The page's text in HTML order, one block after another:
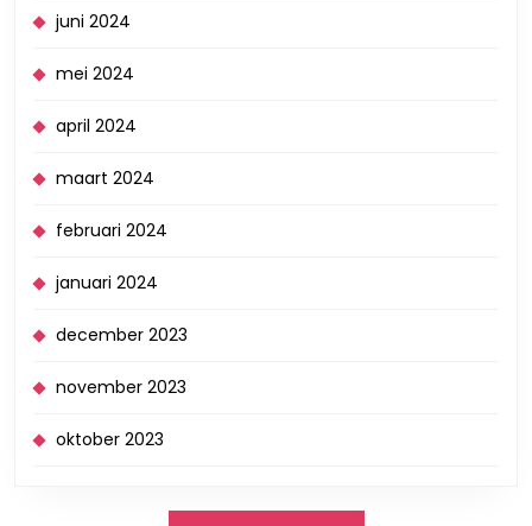
juni 2024
mei 2024
april 2024
maart 2024
februari 2024
januari 2024
december 2023
november 2023
oktober 2023